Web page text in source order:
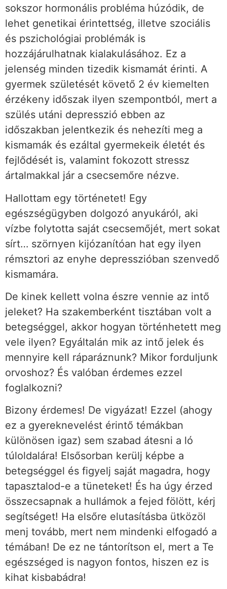
sokszor hormonális probléma húzódik, de
lehet genetikai érintettség, illetve szociális
és pszichológiai problémák is
hozzájárulhatnak kialakulásához. Ez a
jelenség minden tizedik kismamát érinti. A
gyermek születését követő 2 év kiemelten
érzékeny időszak ilyen szempontból, mert a
szülés utáni depresszió ebben az
időszakban jelentkezik és nehezíti meg a
kismamák és ezáltal gyermekeik életét és
fejlődését is, valamint fokozott stressz
ártalmakkal jár a csecsemőre nézve.
Hallottam egy történetet! Egy
egészségügyben dolgozó anyukáról, aki
vízbe folytotta saját csecsemőjét, mert sokat
sírt… szörnyen kijózanítóan hat egy ilyen
rémsztori az enyhe depresszióban szenvedő
kismamára.
De kinek kellett volna észre vennie az intő
jeleket? Ha szakemberként tisztában volt a
betegséggel, akkor hogyan történhetett meg
vele ilyen? Egyáltalán mik az intő jelek és
mennyire kell ráparáznunk? Mikor forduljunk
orvoshoz? És valóban érdemes ezzel
foglalkozni?
Bizony érdemes! De vigyázat! Ezzel (ahogy
ez a gyereknevelést érintő témákban
különösen igaz) sem szabad átesni a ló
túloldalára! Elsősorban kerülj képbe a
betegséggel és figyelj saját magadra, hogy
tapasztalod-e a tüneteket! És ha úgy érzed
összecsapnak a hullámok a fejed fölött, kérj
segítséget! Ha elsőre elutasításba ütközöl
menj tovább, mert nem mindenki elfogadó a
témában! De ez ne tántorítson el, mert a Te
egészséged is nagyon fontos, hiszen ez is
kihat kisbabádra!